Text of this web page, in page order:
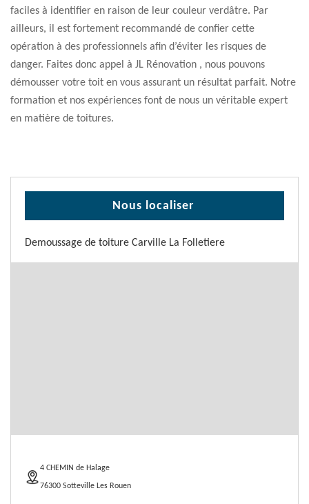
faciles à identifier en raison de leur couleur verdâtre. Par
ailleurs, il est fortement recommandé de confier cette
opération à des professionnels afin d’éviter les risques de
danger. Faites donc appel à JL Rénovation , nous pouvons
démousser votre toit en vous assurant un résultat parfait. Notre
formation et nos expériences font de nous un véritable expert
en matière de toitures.
Nous localiser
Demoussage de toiture Carville La Folletiere
4 CHEMIN de Halage
76300 Sotteville Les Rouen